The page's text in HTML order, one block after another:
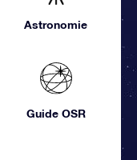
Astronomie
Guide OSR